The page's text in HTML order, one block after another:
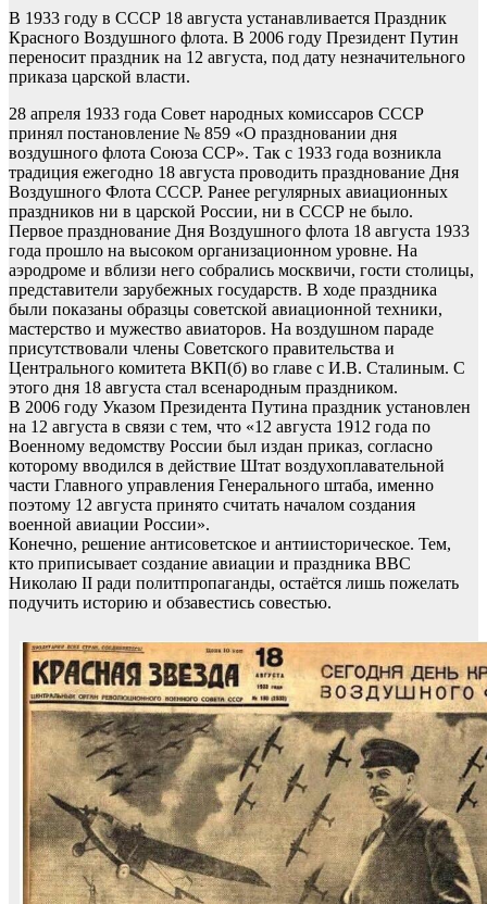
В 1933 году в СССР 18 августа устанавливается Праздник
Красного Воздушного флота. В 2006 году Президент Путин
переносит праздник на 12 августа, под дату незначительного
приказа царской власти.
28 апреля 1933 года Совет народных комиссаров СССР
принял постановление № 859 «О праздновании дня
воздушного флота Союза ССР». Так с 1933 года возникла
традиция ежегодно 18 августа проводить празднование Дня
Воздушного Флота СССР. Ранее регулярных авиационных
праздников ни в царской России, ни в СССР не было.
Первое празднование Дня Воздушного флота 18 августа 1933
года прошло на высоком организационном уровне. На
аэродроме и вблизи него собрались москвичи, гости столицы,
представители зарубежных государств. В ходе праздника
были показаны образцы советской авиационной техники,
мастерство и мужество авиаторов. На воздушном параде
присутствовали члены Советского правительства и
Центрального комитета ВКП(б) во главе с И.В. Сталиным. С
этого дня 18 августа стал всенародным праздником.
В 2006 году Указом Президента Путина праздник установлен
на 12 августа в связи с тем, что «12 августа 1912 года по
Военному ведомству России был издан приказ, согласно
которому вводился в действие Штат воздухоплавательной
части Главного управления Генерального штаба, именно
поэтому 12 августа принято считать началом создания
военной авиации России».
Конечно, решение антисоветское и антиисторическое. Тем,
кто приписывает создание авиации и праздника ВВС
Николаю II ради политпропаганды, остаётся лишь пожелать
подучить историю и обзавестись совестью.